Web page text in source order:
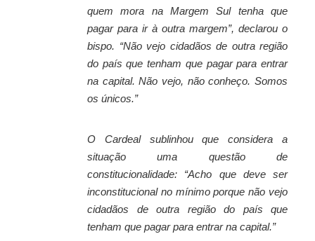
quem mora na Margem Sul tenha que
pagar para ir à outra margem”, declarou o
bispo. “Não vejo cidadãos de outra região
do país que tenham que pagar para entrar
na capital. Não vejo, não conheço. Somos
os únicos.”
O Cardeal sublinhou que considera a
situação uma questão de
constitucionalidade: “Acho que deve ser
inconstitucional no mínimo porque não vejo
cidadãos de outra região do país que
tenham que pagar para entrar na capital.”